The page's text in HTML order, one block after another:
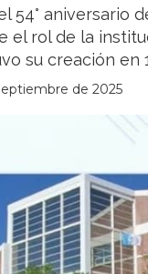
54° aniversario
el rol de la
su creación en
de 2025